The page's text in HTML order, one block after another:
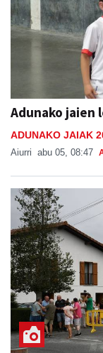
Adunako jaien
ADUNAKO JAIAK
Aiurri abu 05, 08:47